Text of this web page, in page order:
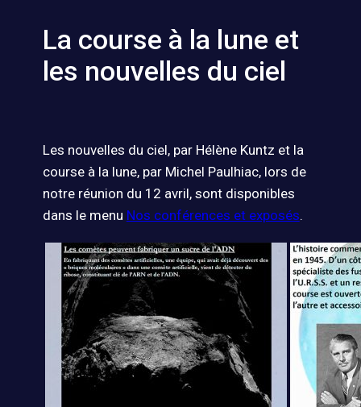
La course à la lune et
les nouvelles du ciel
Les nouvelles du ciel, par Hélène Kuntz et la
course à la lune, par Michel Paulhiac, lors de
notre réunion du 12 avril, sont disponibles
dans le menu Nos conférences et exposés.